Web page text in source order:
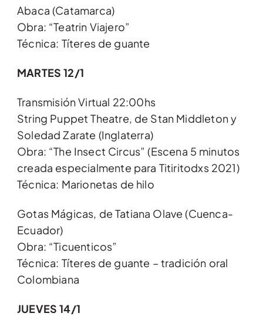
Abaca (Catamarca)
Obra: “Teatrin Viajero”
Técnica: Títeres de guante
MARTES 12/1
Transmisión Virtual 22:00hs
String Puppet Theatre, de Stan Middleton y
Soledad Zarate (Inglaterra)
Obra: “The Insect Circus” (Escena 5 minutos
creada especialmente para Titiritodxs 2021)
Técnica: Marionetas de hilo
Gotas Mágicas, de Tatiana Olave (Cuenca-
Ecuador)
Obra: “Ticuenticos”
Técnica: Títeres de guante – tradición oral
Colombiana
JUEVES 14/1